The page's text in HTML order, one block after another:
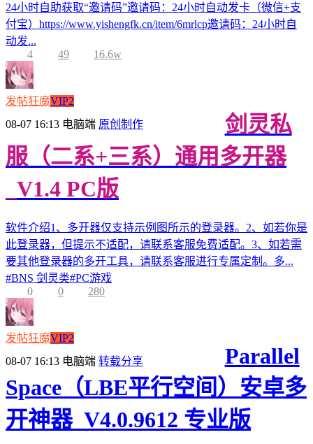
24小时自助获取“邀请码”邀请码：24小时自动发卡（微信+支
付宝）https://www.yishengfk.cn/item/6mrlcp邀请码：24小时自
动发...
4
49 16.6w
发帖狂魔VIP2
08-07 16:13 电脑端 原创制作
剑灵私
服（二系+三系）通用多开器
_V1.4 PC版
软件介绍1、多开器仅支持示例图所示的登录器。2、如若你是
此登录器，但提示不适配，请联系客服免费适配。3、如若需
要其他登录器的多开工具，请联系客服进行专属定制。多...
#BNS 剑灵类#PC游戏
0
0 280
发帖狂魔VIP2
08-07 16:13 电脑端 转载分享
Parallel
Space（LBE平行空间）安卓多
开神器_V4.0.9612 专业版